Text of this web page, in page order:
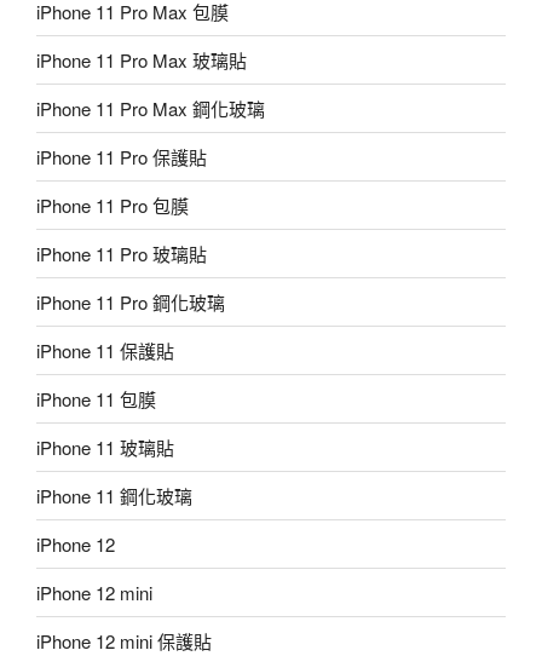
iPhone 11 Pro Max 包膜
iPhone 11 Pro Max 玻璃貼
iPhone 11 Pro Max 鋼化玻璃
iPhone 11 Pro 保護貼
iPhone 11 Pro 包膜
iPhone 11 Pro 玻璃貼
iPhone 11 Pro 鋼化玻璃
iPhone 11 保護貼
iPhone 11 包膜
iPhone 11 玻璃貼
iPhone 11 鋼化玻璃
iPhone 12
iPhone 12 mini
iPhone 12 mini 保護貼